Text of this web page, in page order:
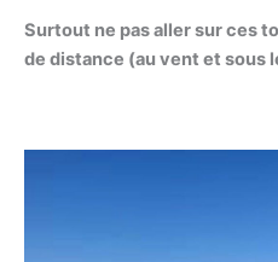
Surtout ne pas aller sur ces
de distance (au vent et sous